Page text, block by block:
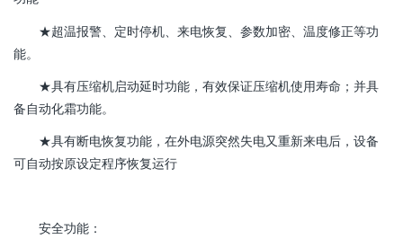
★超温报警、定时停机、来电恢复、参数加密、温度修正等功
能。
★具有压缩机启动延时功能，有效保证压缩机使用寿命；并具
备自动化霜功能。
★具有断电恢复功能，在外电源突然失电又重新来电后，设备
可自动按原设定程序恢复运行
安全功能：